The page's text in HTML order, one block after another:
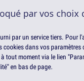
par vos choix
par un service tiers. Pour
cookies dans vos
tout moment via le lien
en bas de page.